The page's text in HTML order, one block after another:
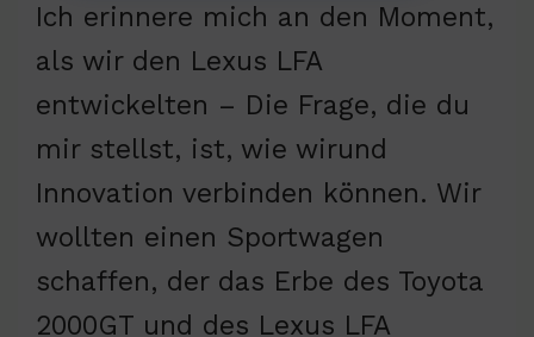
Ich erinnere mich an den Moment,
als wir den Lexus LFA
entwickelten – Die Frage, die du
mir stellst, ist, wie wirund
Innovation verbinden können. Wir
wollten einen Sportwagen
schaffen, der das Erbe des Toyota
2000GT und des Lexus LFA